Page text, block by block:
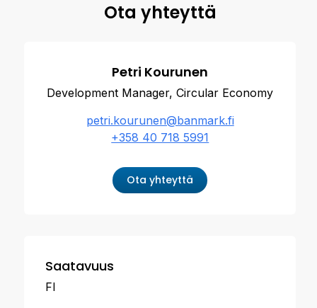
Ota yhteyttä
Petri Kourunen
Development Manager, Circular Economy
petri.kourunen@banmark.fi
+358 40 718 5991
Ota yhteyttä
Saatavuus
FI